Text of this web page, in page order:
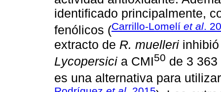
identificado principalmente,
fenólicos (Carrillo-Lomelí et al.
extracto de R. muelleri
Lycopersici a CMI50 de 3 363
es una alternativa para